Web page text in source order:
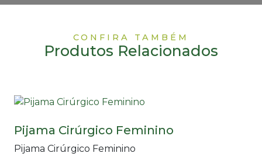
CONFIRA TAMBÉM
Produtos Relacionados
Pijama Cirúrgico Feminino
Pijama Cirúrgico Feminino